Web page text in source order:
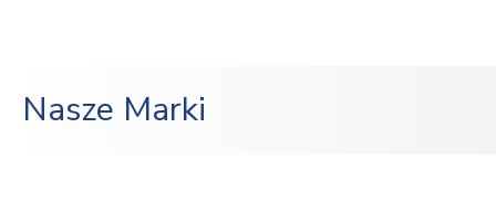
Nasze Marki